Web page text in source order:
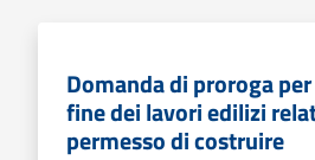
Domanda di proroga
fine dei lavori edilizi
permesso di costruire